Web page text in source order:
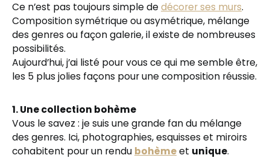
Ce n’est pas toujours simple dedécorer ses murs.
Composition symétrique ou asymétrique, mélange
des genres ou façon galerie, il existe de nombreuses
possibilités.
Aujourd’hui, j’ai listé pour vous ce qui me semble être,
les 5 plus jolies façons pour une composition réussie.
1. Une collection bohème
Vous le savez : je suis une grande fan du mélange
des genres. Ici, photographies, esquisses et miroirs
cohabitent pour un rendu bohèmeet unique.